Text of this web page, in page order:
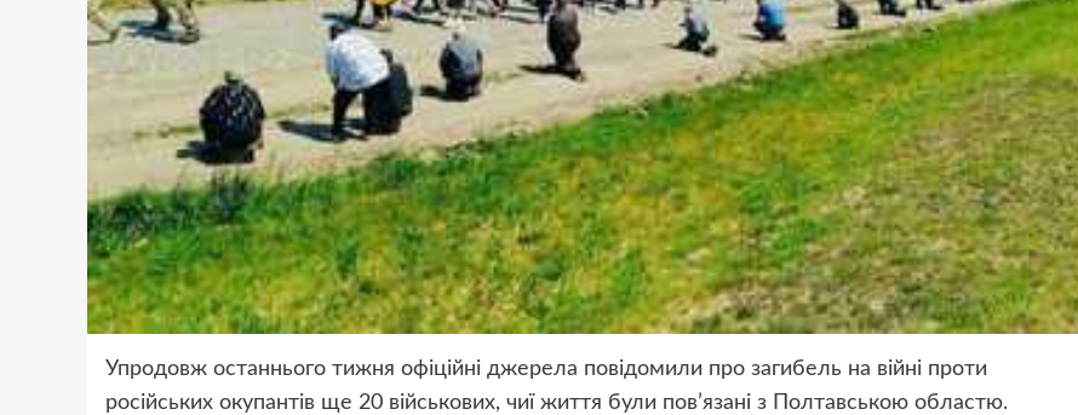
Упродовж останнього тижня офіційні джерела повідомили про загибель на війні проти
російських окупантів ще 20 військових, чиї життя були пов’язані з Полтавською областю.